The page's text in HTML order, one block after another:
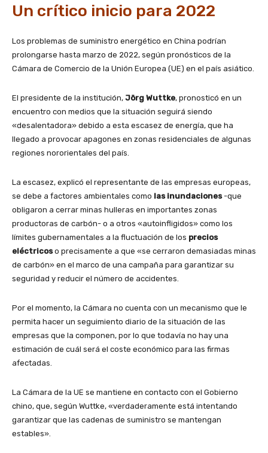
Un crítico inicio para 2022
Los problemas de suministro energético en China podrían
prolongarse hasta marzo de 2022, según pronósticos de la
Cámara de Comercio de la Unión Europea (UE) en el país asiático.
El presidente de la institución, Jörg Wuttke, pronosticó en un
encuentro con medios que la situación seguirá siendo
«desalentadora» debido a esta escasez de energía, que ha
llegado a provocar apagones en zonas residenciales de algunas
regiones nororientales del país.
La escasez, explicó el representante de las empresas europeas,
se debe a factores ambientales como las inundaciones-que
obligaron a cerrar minas hulleras en importantes zonas
productoras de carbón- o a otros «autoinfligidos» como los
límites gubernamentales a la fluctuación de los precios
eléctricoso precisamente a que «se cerraron demasiadas minas
de carbón» en el marco de una campaña para garantizar su
seguridad y reducir el número de accidentes.
Por el momento, la Cámara no cuenta con un mecanismo que le
permita hacer un seguimiento diario de la situación de las
empresas que la componen, por lo que todavía no hay una
estimación de cuál será el coste económico para las firmas
afectadas.
La Cámara de la UE se mantiene en contacto con el Gobierno
chino, que, según Wuttke, «verdaderamente está intentando
garantizar que las cadenas de suministro se mantengan
estables».